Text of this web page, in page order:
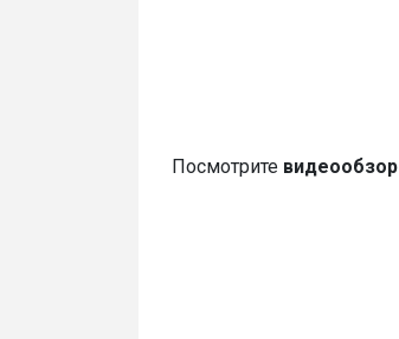
Посмотрите видеообзор